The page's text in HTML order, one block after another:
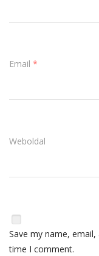
Email *
Weboldal
Save my name,
time I comment.